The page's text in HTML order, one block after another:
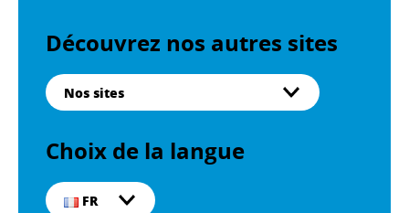
Découvrez nos autres sites
Nos sites
Choix de la langue
FR